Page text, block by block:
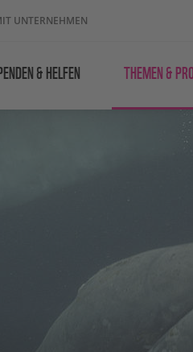
UNTERNEHMEN
& HELFEN THEMEN &